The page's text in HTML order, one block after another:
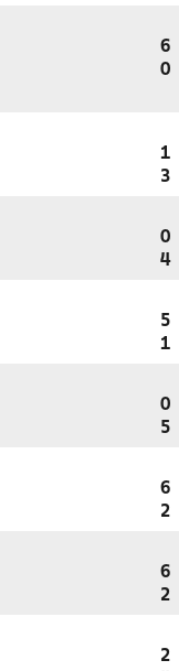
6
0
1
3
0
4
5
1
0
5
6
2
6
2
2